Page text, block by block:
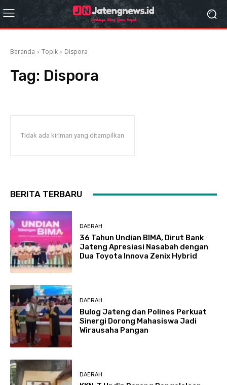
Beranda Topik Dispora
Tag: Dispora
Tidak ada kiriman yang ditampilkan
BERITA TERBARU
DAERAH
36 Tahun Undian BIMA, Dirut Bank
Jateng Apresiasi Nasabah dengan
Dua Toyota Innova Zenix Hybrid
DAERAH
Bulog Jateng dan Polines Perkuat
Sinergi Dorong Mahasiswa Jadi
Wirausaha Pangan
DAERAH